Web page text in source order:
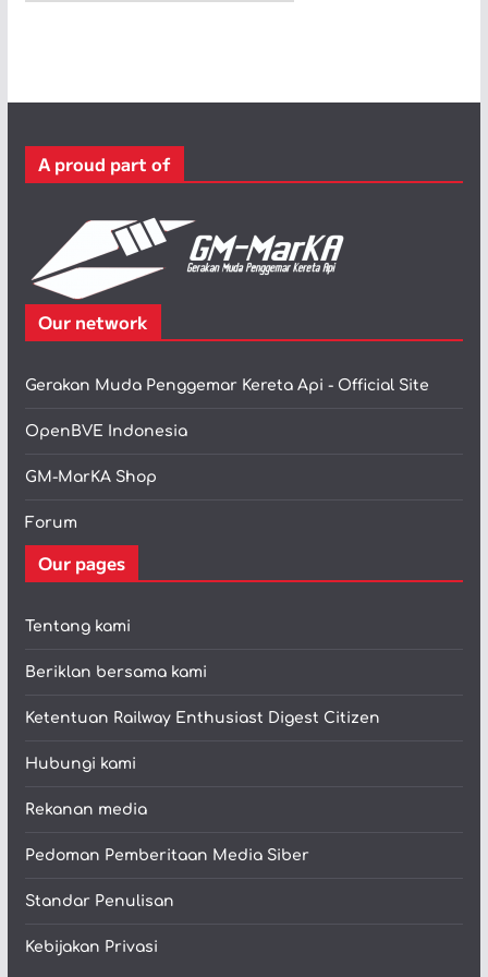
a
r
A proud part of
Our network
Gerakan Muda Penggemar Kereta Api - Official Site
OpenBVE Indonesia
GM-MarKA Shop
Forum
Our pages
Tentang kami
Beriklan bersama kami
Ketentuan Railway Enthusiast Digest Citizen
Hubungi kami
Rekanan media
Pedoman Pemberitaan Media Siber
Standar Penulisan
Kebijakan Privasi